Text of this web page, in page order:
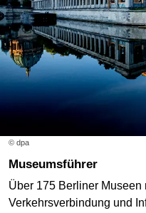
© dpa
Museumsführer
Über 175 Berliner Museen
Verkehrsverbindung und